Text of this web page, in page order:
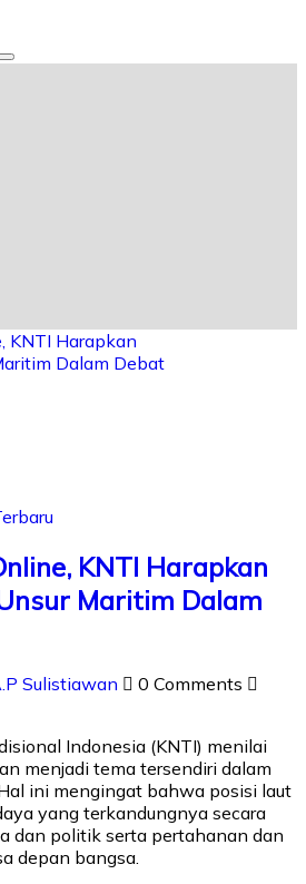
KNTI Harapkan
Maritim Dalam
Sulistiawan
0 Comments
Indonesia (KNTI) menilai
menjadi tema tersendiri dalam
ini mengingat bahwa posisi laut
yang terkandungnya secara
dan politik serta pertahanan dan
depan bangsa.